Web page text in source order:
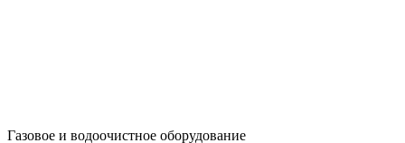
Газовое и водоочистное оборудование